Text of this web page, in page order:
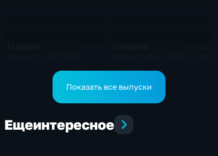
Показать все выпуски
Ещеинтересное